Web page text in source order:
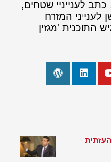
לענייניי שטחים,
לענייני המזרח
התוכנית 'מגזין